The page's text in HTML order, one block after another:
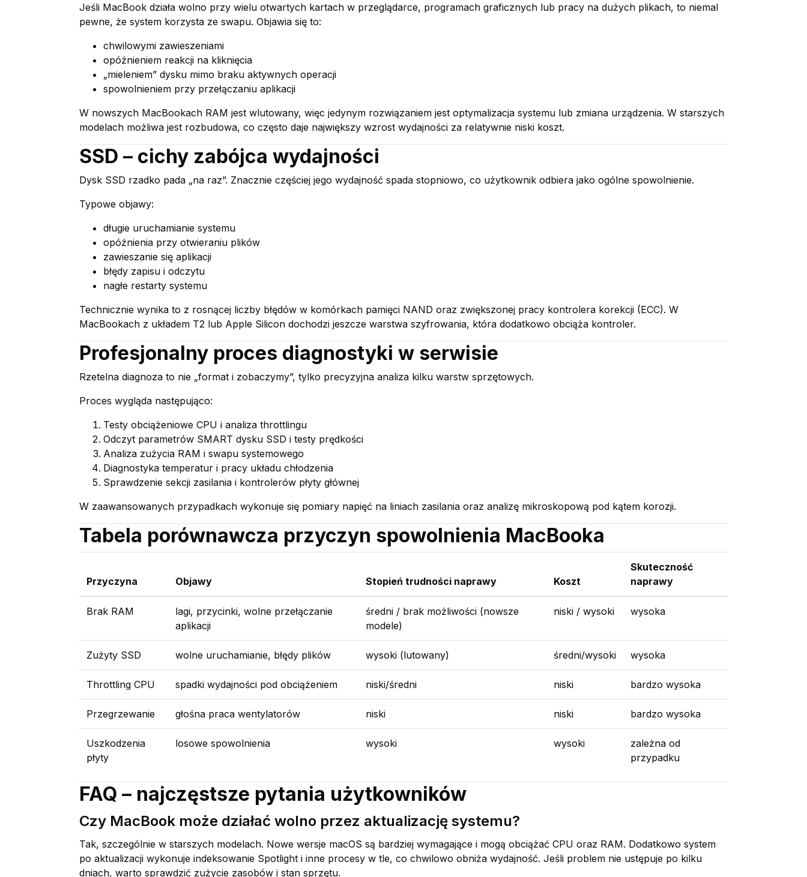
Jeśli MacBook działa wolno przy wielu otwartych kartach w przeglądarce, programach graficznych lub pracy na dużych plikach, to niemal
pewne, że system korzysta ze swapu. Objawia się to:
chwilowymi zawieszeniami
opóźnieniem reakcji na kliknięcia
„mieleniem” dysku mimo braku aktywnych operacji
spowolnieniem przy przełączaniu aplikacji
W nowszych MacBookach RAM jest wlutowany, więc jedynym rozwiązaniem jest optymalizacja systemu lub zmiana urządzenia. W starszych
modelach możliwa jest rozbudowa, co często daje największy wzrost wydajności za relatywnie niski koszt.
SSD – cichy zabójca wydajności
Dysk SSD rzadko pada „na raz”. Znacznie częściej jego wydajność spada stopniowo, co użytkownik odbiera jako ogólne spowolnienie.
Typowe objawy:
długie uruchamianie systemu
opóźnienia przy otwieraniu plików
zawieszanie się aplikacji
błędy zapisu i odczytu
nagłe restarty systemu
Technicznie wynika to z rosnącej liczby błędów w komórkach pamięci NAND oraz zwiększonej pracy kontrolera korekcji (ECC). W
MacBookach z układem T2 lub Apple Silicon dochodzi jeszcze warstwa szyfrowania, która dodatkowo obciąża kontroler.
Profesjonalny proces diagnostyki w serwisie
Rzetelna diagnoza to nie „format i zobaczymy”, tylko precyzyjna analiza kilku warstw sprzętowych.
Proces wygląda następująco:
Testy obciążeniowe CPU i analiza throttlingu
Odczyt parametrów SMART dysku SSD i testy prędkości
Analiza zużycia RAM i swapu systemowego
Diagnostyka temperatur i pracy układu chłodzenia
Sprawdzenie sekcji zasilania i kontrolerów płyty głównej
W zaawansowanych przypadkach wykonuje się pomiary napięć na liniach zasilania oraz analizę mikroskopową pod kątem korozji.
Tabela porównawcza przyczyn spowolnienia MacBooka
Przyczyna Objawy Stopień trudności naprawy Koszt
Skuteczność
naprawy
Brak RAM
lagi, przycinki, wolne przełączanie
aplikacji
średni / brak możliwości (nowsze
modele)
niski / wysoki wysoka
Zużyty SSD wolne uruchamianie, błędy plików wysoki (lutowany) średni/wysoki wysoka
Throttling CPU spadki wydajności pod obciążeniem niski/średni niski bardzo wysoka
Przegrzewanie głośna praca wentylatorów niski niski bardzo wysoka
Uszkodzenia
płyty
losowe spowolnienia wysoki wysoki
zależna od
przypadku
FAQ – najczęstsze pytania użytkowników
Czy MacBook może działać wolno przez aktualizację systemu?
Tak, szczególnie w starszych modelach. Nowe wersje macOS są bardziej wymagające i mogą obciążać CPU oraz RAM. Dodatkowo system
po aktualizacji wykonuje indeksowanie Spotlight i inne procesy w tle, co chwilowo obniża wydajność. Jeśli problem nie ustępuje po kilku
dniach, warto sprawdzić zużycie zasobów i stan sprzętu.